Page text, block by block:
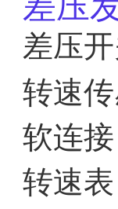
差压
转速
软连接
转速表